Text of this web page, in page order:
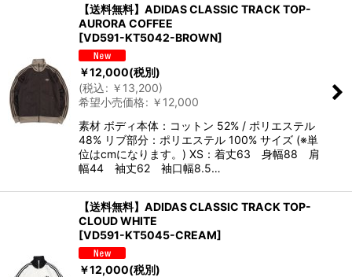
【送料無料】ADIDAS CLASSIC TRACK TOP-
AURORA COFFEE
[VD591-KT5042-BROWN]
￥12,000(税別)
(税込: ￥ 13,200)
希望小売価格: ￥ 12,000
素材 ボディ本体：コットン 52% / ポリエステル
48% リブ部分：ポリエステル 100% サイズ (※単
位はcmになります。) XS：着丈63 身幅88 肩
幅44 袖丈62 袖口幅8.5…
【送料無料】ADIDAS CLASSIC TRACK TOP-
CLOUD WHITE
[VD591-KT5045-CREAM]
￥12,000(税別)